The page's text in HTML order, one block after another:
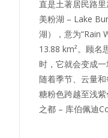
直是土著居民路
美粉湖 – Lake
湖），意为“Rain
13.88 km²。顾名
时，它就会变成
随着季节、云量
糖粉色跨越至浅
之都 – 库伯佩迪